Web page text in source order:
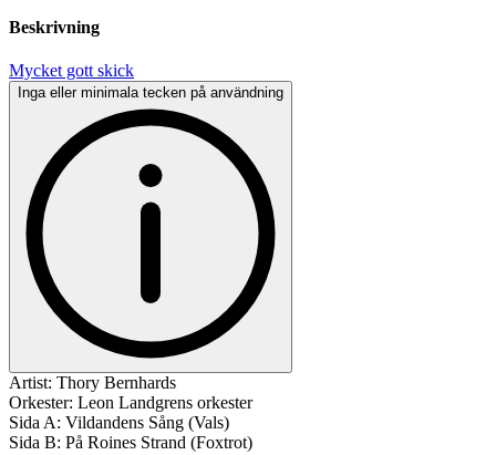
Beskrivning
Mycket gott skick
Inga eller minimala tecken på användning
Artist: Thory Bernhards
Orkester: Leon Landgrens orkester
Sida A: Vildandens Sång (Vals)
Sida B: På Roines Strand (Foxtrot)